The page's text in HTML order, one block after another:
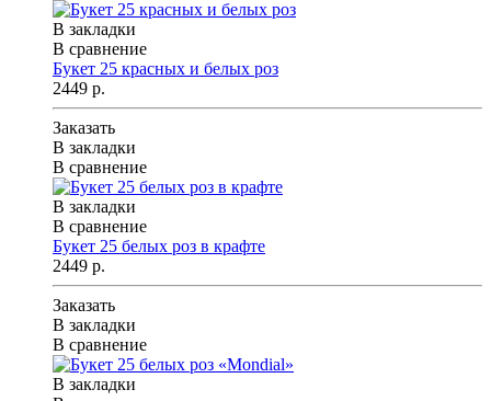
В закладки
В сравнение
Букет 25 красных и белых роз
2449 р.
Заказать
В закладки
В сравнение
В закладки
В сравнение
Букет 25 белых роз в крафте
2449 р.
Заказать
В закладки
В сравнение
В закладки